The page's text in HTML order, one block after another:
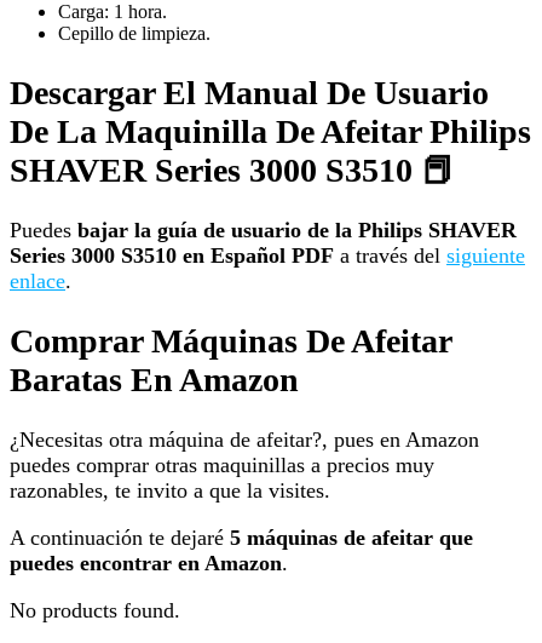
Carga: 1 hora.
Cepillo de limpieza.
Descargar El Manual De Usuario
De La Maquinilla De Afeitar Philips
SHAVER Series 3000 S3510 📕
Puedes bajar la guía de usuario de la Philips SHAVER
Series 3000 S3510 en Español PDF a través del siguiente
enlace.
Comprar Máquinas De Afeitar
Baratas En Amazon
¿Necesitas otra máquina de afeitar?, pues en Amazon
puedes comprar otras maquinillas a precios muy
razonables, te invito a que la visites.
A continuación te dejaré 5 máquinas de afeitar que
puedes encontrar en Amazon.
No products found.